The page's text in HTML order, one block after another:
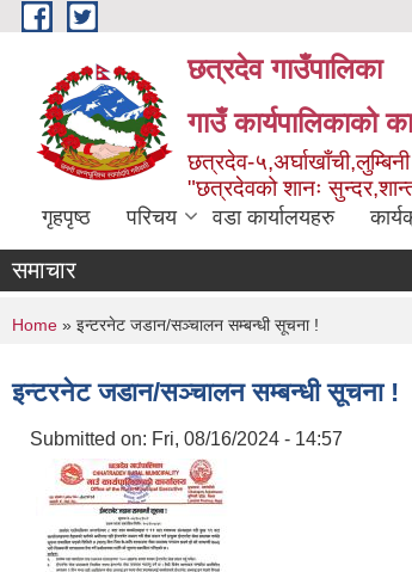
Skip to main content
छत्रदेव गाउँपालिका
गाउँ कार्यपालिकाको
छत्रदेव-
"छत्रदेवको शानः
गृहपृष्ठ परिचय वडा कार्यालयहरु
समाचार
You are here
Home » इन्टरनेट जडान/सञ्चालन सम्बन्धी सूचना !
इन्टरनेट जडान/सञ्चालन सम्बन्धी सूचना !
Submitted on: Fri, 08/16/2024 - 14:57